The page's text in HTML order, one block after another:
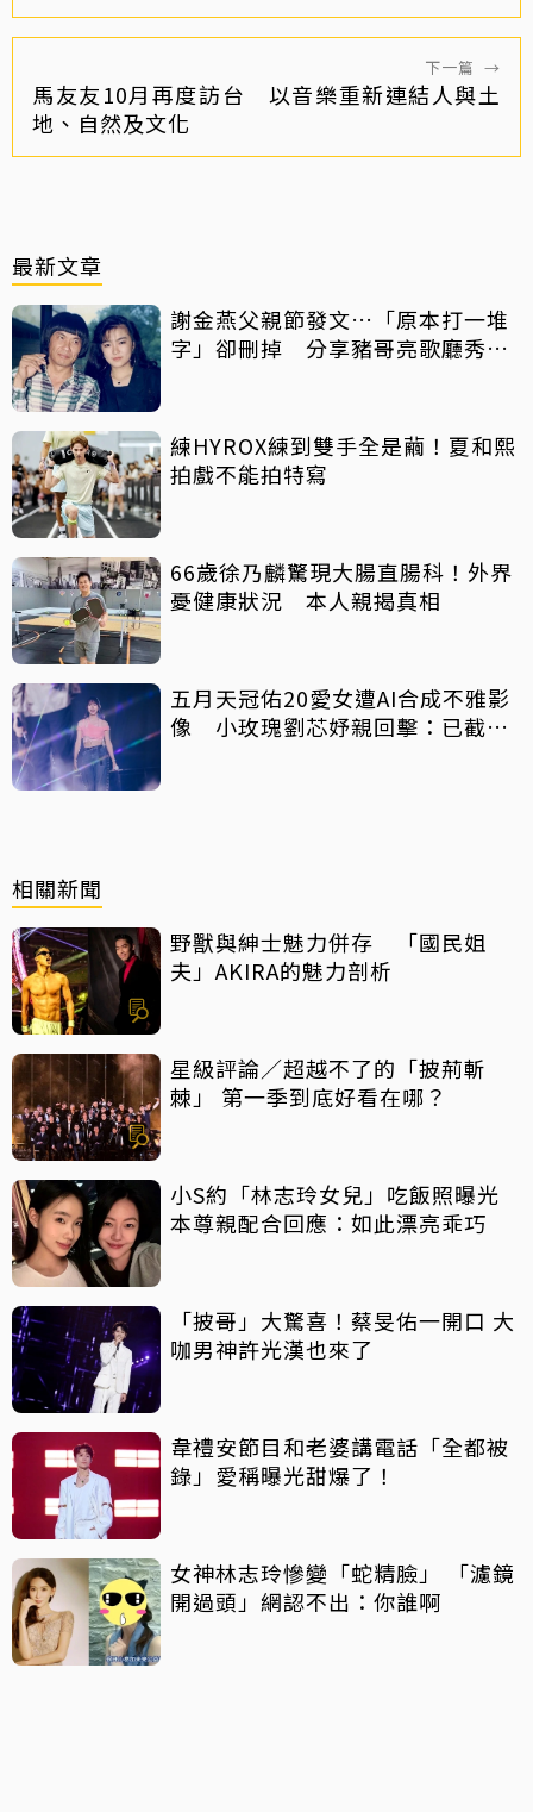
下一篇 →
馬友友10月再度訪台 以音樂重新連結人與土
地、自然及文化
最新文章
謝金燕父親節發文…「原本打一堆
字」卻刪掉 分享豬哥亮歌廳秀歌
練HYROX練到雙手全是繭！夏和熙
拍戲不能拍特寫
66歲徐乃麟驚現大腸直腸科！外界
憂健康狀況 本人親揭真相
五月天冠佑20愛女遭AI合成不雅影
像 小玫瑰劉芯妤親回擊：已截圖
相關新聞
野獸與紳士魅力併存 「國民姐
夫」AKIRA的魅力剖析
星級評論／超越不了的「披荊斬
棘」 第一季到底好看在哪？
小S約「林志玲女兒」吃飯照曝光
本尊親配合回應：如此漂亮乖巧
「披哥」大驚喜！蔡旻佑一開口 大
咖男神許光漢也來了
韋禮安節目和老婆講電話「全都被
錄」愛稱曝光甜爆了！
女神林志玲慘變「蛇精臉」 「濾鏡
開過頭」網認不出：你誰啊